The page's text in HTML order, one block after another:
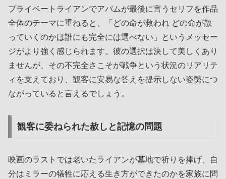
プライベートライアンでアパムが最後に言うセリフを作品
全体のテーマに重ねると、「どの命が救われ どの命が散
っていくのかは誰にも完全には選べない」というメッセー
ジがより強く感じられます。彼の選択は決して美しくあり
ませんが、その不完全さこそが戦争という状況のリアリテ
ィを支えており、観客に安易な答えを提示しない姿勢につ
ながっていると言えるでしょう。
観客に委ねられた赦しと記憶の問題
映画のラストでは老いたライアンが墓地で祈りを捧げ、自
分はミラーの犠牲に応える生き方ができたのかを家族に問